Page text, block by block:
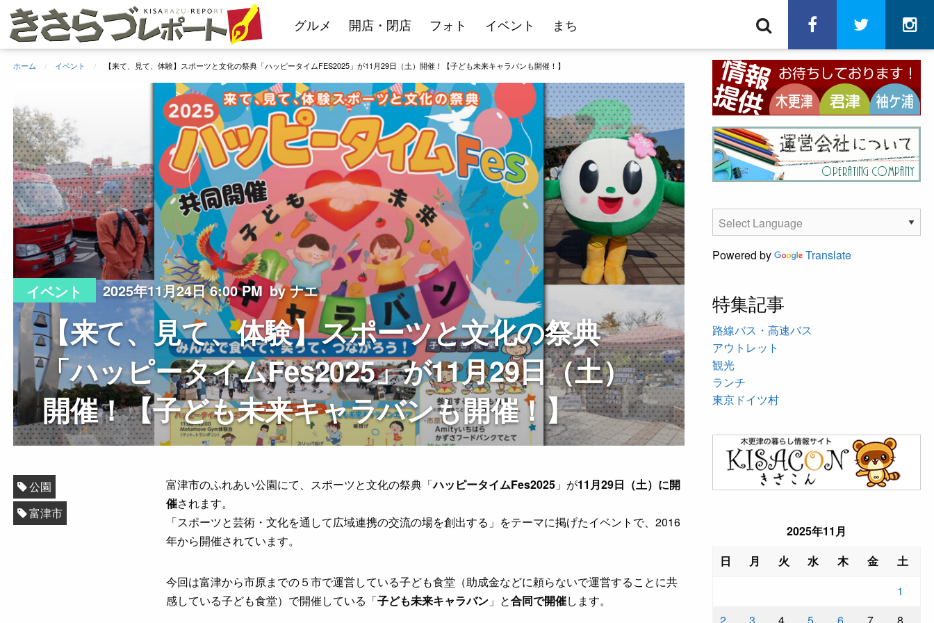
テ
グルメ 開店・閉店 フォト イベント まち facebooktwitter
ホーム イベント 【来て、見て、体験】スポーツと文化の祭典「ハッピータイムFES2025」が11月29日（土）開催！【子ども未来キャラバンも開催！】
イベント 2025年11月24日 6:00 PM by ナエ
【来て、見て、体験】スポーツと文化の祭典
「ハッピータイムFes2025」が11月29日（土）
開催！【子ども未来キャラバンも開催！】
富津市のふれあい公園にて、スポーツと文化の祭典「ハッピータイムFes2025 」が11月29日（土）に開
催されます。
「スポーツと芸術・文化を通して広域連携の交流の場を創出する」をテーマに掲げたイベントで、2016
年から開催されています。
今回は富津から市原までの５市で運営している子ども食堂（助成金などに頼らないで運営することに共
感している子ども食堂）で開催している「子ども未来キャラバン 」と合同で開催します。
公園
富津市
Powered by Translate
特集記事
路線バス・高速バス
アウトレット
観光
ランチ
東京ドイツ村
2025年11月
日
月 火 水 木 金
土
1
2
3 4 5 6 7
8